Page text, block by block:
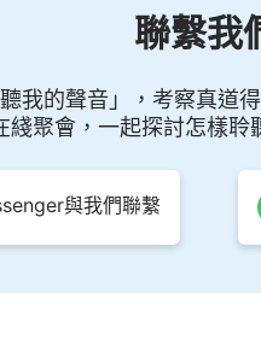
，他不曾離去，不曾消
和華神與約拿的幾句對
，在此你便會深刻地體
聯繫我
我的聲音」，考察真道
綫聚會，一起探討怎樣聆
與我們聯繫